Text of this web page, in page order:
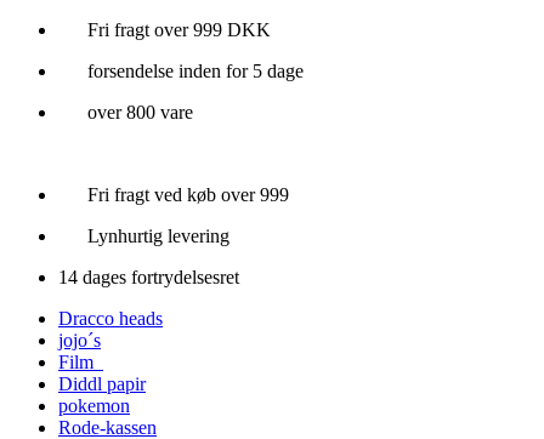
Videre
indhold
Fri fragt over 999 DKK
forsendelse inden for 5 dage
over 800 vare
Fri fragt ved køb over 999
Lynhurtig levering
14 dages fortrydelsesret
Dracco heads
jojo´s
Film
Diddl papir
pokemon
Rode-kassen